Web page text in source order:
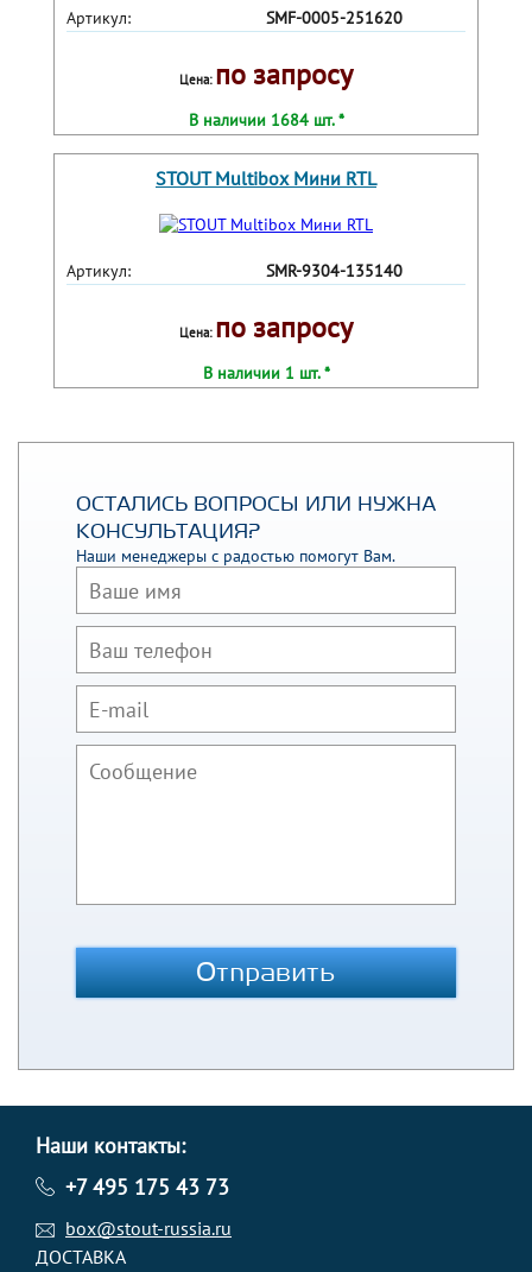
Артикул: SMF-0005-251620
Цена: по запросу
В наличии 1684 шт. *
STOUT Multibox Мини RTL
Артикул: SMR-9304-135140
Цена: по запросу
В наличии 1 шт. *
ОСТАЛИСЬ ВОПРОСЫ ИЛИ НУЖНА
КОНСУЛЬТАЦИЯ?
Наши менеджеры с радостью помогут Вам.
Отправить
Наши контакты:
+7 495 175 43 73
box@stout-russia.ru
ДОСТАВКА